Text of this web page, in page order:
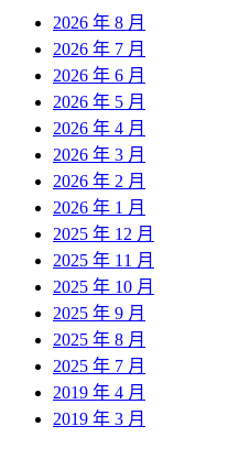
2026 年 8 月
2026 年 7 月
2026 年 6 月
2026 年 5 月
2026 年 4 月
2026 年 3 月
2026 年 2 月
2026 年 1 月
2025 年 12 月
2025 年 11 月
2025 年 10 月
2025 年 9 月
2025 年 8 月
2025 年 7 月
2019 年 4 月
2019 年 3 月